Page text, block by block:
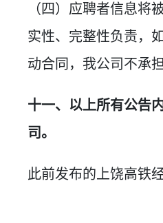
（四）应聘者信息将
实性、完整性负责，
动合同，我公司不承
十一、以上所有公告
司。
此前发布的上饶高铁